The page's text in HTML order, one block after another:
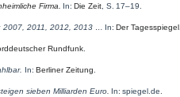
Firma. In: Die Zeit , S. 17–19.
2007, 2011, 2012, 2013 … In: Der Tagesspiegel
Rundfunk
In: Berliner Zeitung
sieben Milliarden Euro. In: spiegel.de.